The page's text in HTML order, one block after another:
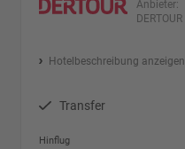
Anbieter:
DERTOUR
Hotelbeschreibung anzeigen
Transfer
Hinflug